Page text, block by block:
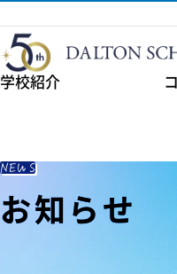
学校紹介
NEWS
お知らせ
お知らせ
お知らせ